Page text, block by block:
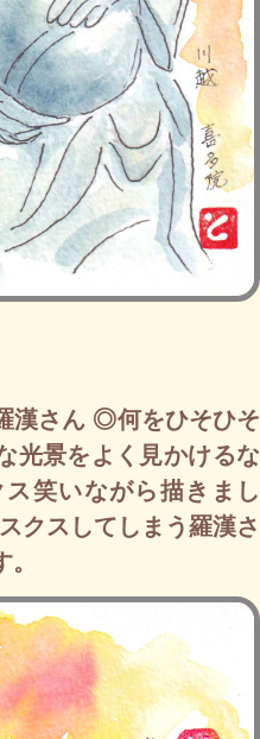
漢さん ◎何をひそひそ
光景をよく見かけるな
笑いながら描きまし
クスしてしまう羅漢さ